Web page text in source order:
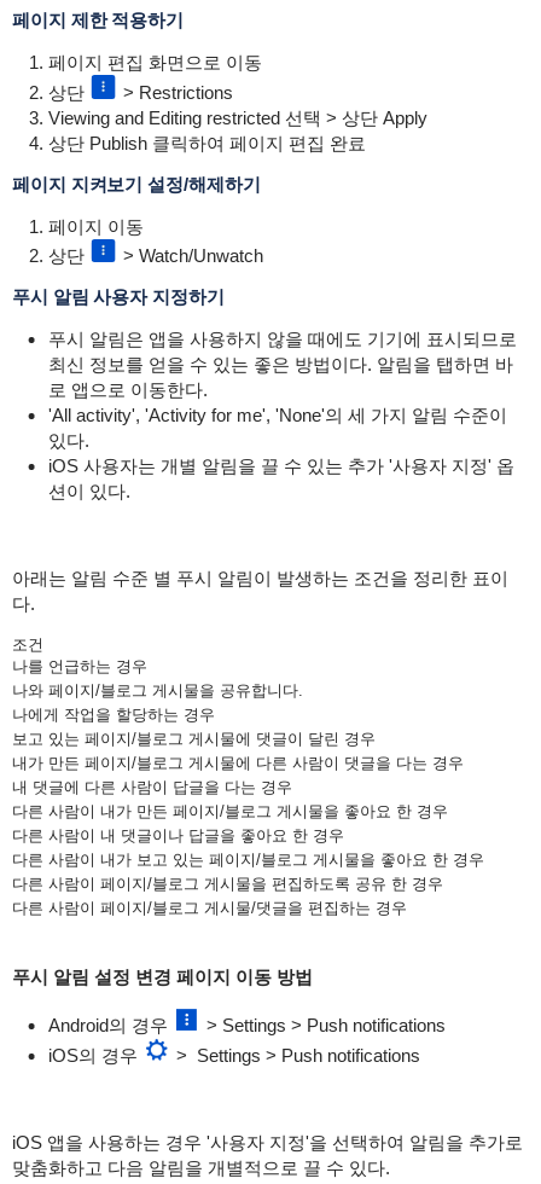
페이지 제한 적용하기
페이지 편집 화면으로 이동
상단
> Restrictions
Viewing and Editing restricted 선택 > 상단 Apply
상단 Publish 클릭하여 페이지 편집 완료
페이지 지켜보기 설정/해제하기
페이지 이동
상단
> Watch/Unwatch
푸시 알림 사용자 지정하기
푸시 알림은 앱을 사용하지 않을 때에도 기기에 표시되므로
최신 정보를 얻을 수 있는 좋은 방법이다. 알림을 탭하면 바
로 앱으로 이동한다.
'All activity', 'Activity for me', 'None'의 세 가지 알림 수준이
있다.
iOS 사용자는 개별 알림을 끌 수 있는 추가 '사용자 지정' 옵
션이 있다.
아래는 알림 수준 별 푸시 알림이 발생하는 조건을 정리한 표이
다.
조건
나를 언급하는 경우
나와 페이지/블로그 게시물을 공유합니다.
나에게 작업을 할당하는 경우
보고 있는 페이지/블로그 게시물에 댓글이 달린 경우
내가 만든 페이지/블로그 게시물에 다른 사람이 댓글을 다는 경우
내 댓글에 다른 사람이 답글을 다는 경우
다른 사람이 내가 만든 페이지/블로그 게시물을 좋아요 한 경우
다른 사람이 내 댓글이나 답글을 좋아요 한 경우
다른 사람이 내가 보고 있는 페이지/블로그 게시물을 좋아요 한 경우
다른 사람이 페이지/블로그 게시물을 편집하도록 공유 한 경우
다른 사람이 페이지/블로그 게시물/댓글을 편집하는 경우
푸시 알림 설정 변경 페이지 이동 방법
Android의 경우 > Settings > Push notifications
iOS의 경우
> Settings > Push notifications
iOS 앱을 사용하는 경우 '사용자 지정'을 선택하여 알림을 추가로
맞춤화하고 다음 알림을 개별적으로 끌 수 있다.